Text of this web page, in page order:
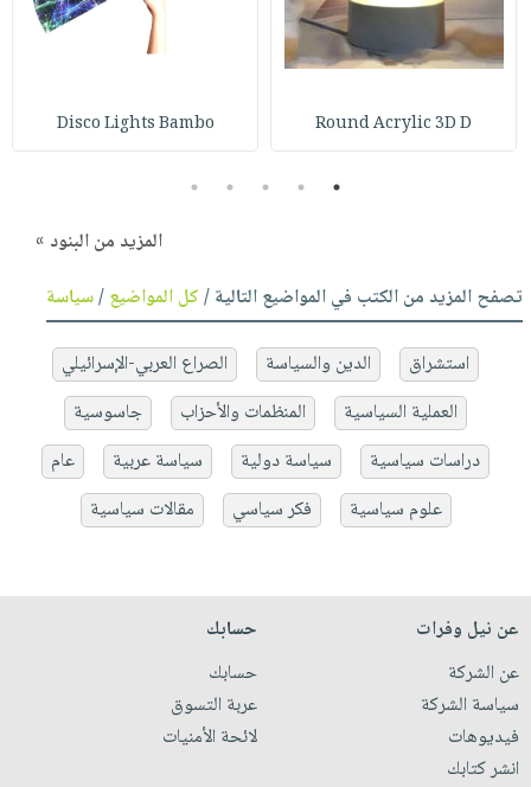
Round Acrylic 3D D
Disco Lights Bambo
1
2
3
4
5
المزيد من البنود »
تصفح المزيد من الكتب في المواضيع التالية /كل المواضيع/سياسة
استشراق الدين والسياسة
الصراع العربي-الإسرائيلي
العملية السياسية
المنظمات والأحزاب
جاسوسية
دراسات سياسية
سياسة دولية سياسة عربية
عام
علوم سياسية
فكر سياسي مقالات سياسية
عن نيل وفرات
عن الشركة
سياسة الشركة
فيديوهات
انشر كتابك
حسابك
حسابك
عربة التسوق
لائحة الأمنيات